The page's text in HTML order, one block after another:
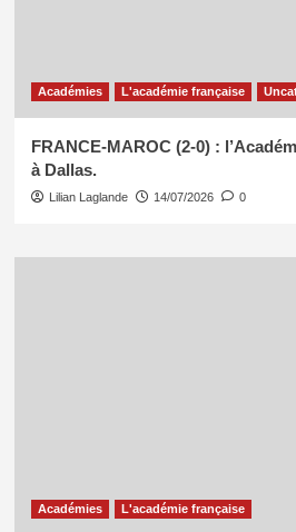
Académies L'académie française
FRANCE-MAROC (2-0) :
à Dallas.
Lilian Laglande 14/07/2026 0
Académies L'académie française